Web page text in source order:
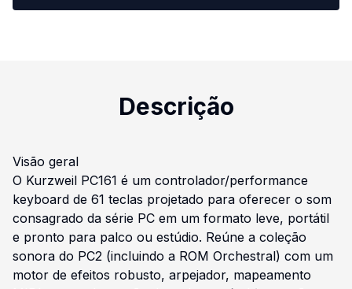
Descrição
Visão geral
O Kurzweil PC161 é um controlador/performance
keyboard de 61 teclas projetado para oferecer o som
consagrado da série PC em um formato leve, portátil
e pronto para palco ou estúdio. Reúne a coleção
sonora do PC2 (incluindo a ROM Orchestral) com um
motor de efeitos robusto, arpejador, mapeamento